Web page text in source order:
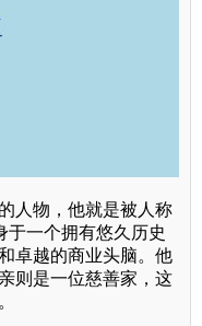
人物，他就是被人称
于一个拥有悠久历史
卓越的商业头脑。他
则是一位慈善家，这